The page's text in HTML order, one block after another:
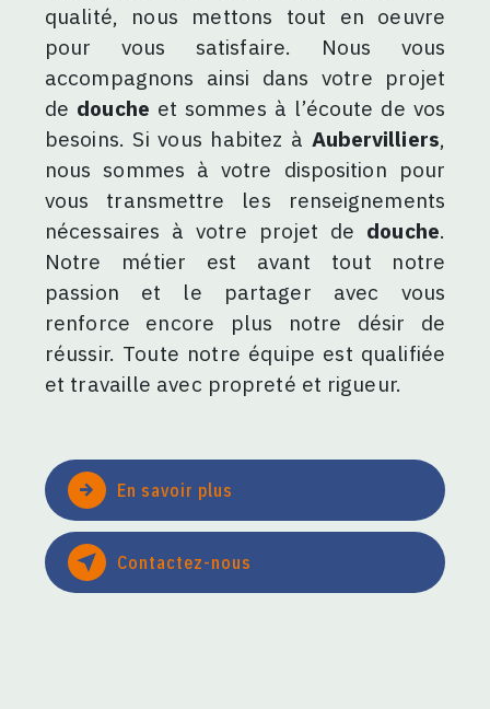
qualité, nous mettons tout en oeuvre
pour vous satisfaire. Nous vous
accompagnons ainsi dans votre projet
de douche et sommes à l’écoute de vos
besoins. Si vous habitez à Aubervilliers,
nous sommes à votre disposition pour
vous transmettre les renseignements
nécessaires à votre projet de douche.
Notre métier est avant tout notre
passion et le partager avec vous
renforce encore plus notre désir de
réussir. Toute notre équipe est qualifiée
et travaille avec propreté et rigueur.
En savoir plus
Contactez-nous